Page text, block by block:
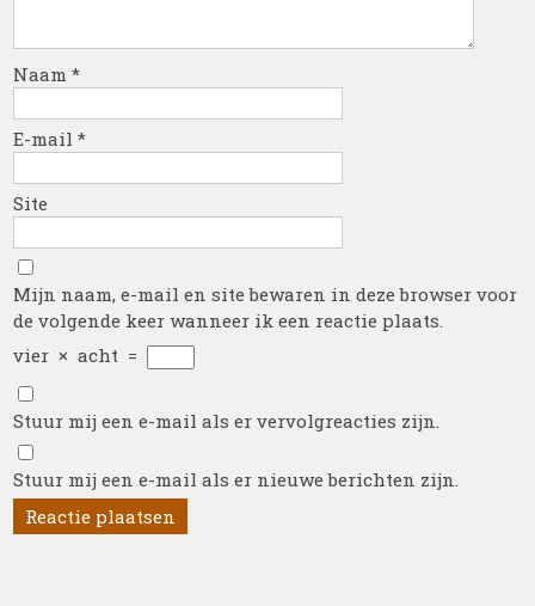
Naam*
E-mail*
Site
Mijn naam, e-mail en site bewaren in deze browser voor
de volgende keer wanneer ik een reactie plaats.
vier × acht =
Stuur mij een e-mail als er vervolgreacties zijn.
Stuur mij een e-mail als er nieuwe berichten zijn.